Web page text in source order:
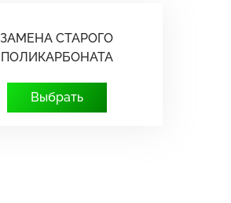
ЗАМЕНА СТАРОГО
ПОЛИКАРБОНАТА
Выбрать